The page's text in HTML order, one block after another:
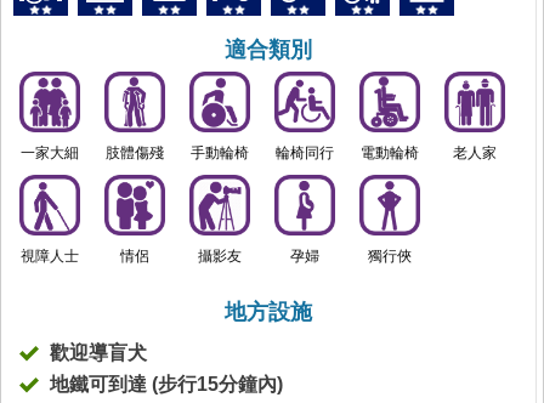
適合類別
一家大細 肢體傷殘 手動輪椅 輪椅同行 電動輪椅 老人家
視障人士 情侶 攝影友 孕婦 獨行俠
地方設施
歡迎導盲犬
地鐵可到達 (步行15分鐘內)